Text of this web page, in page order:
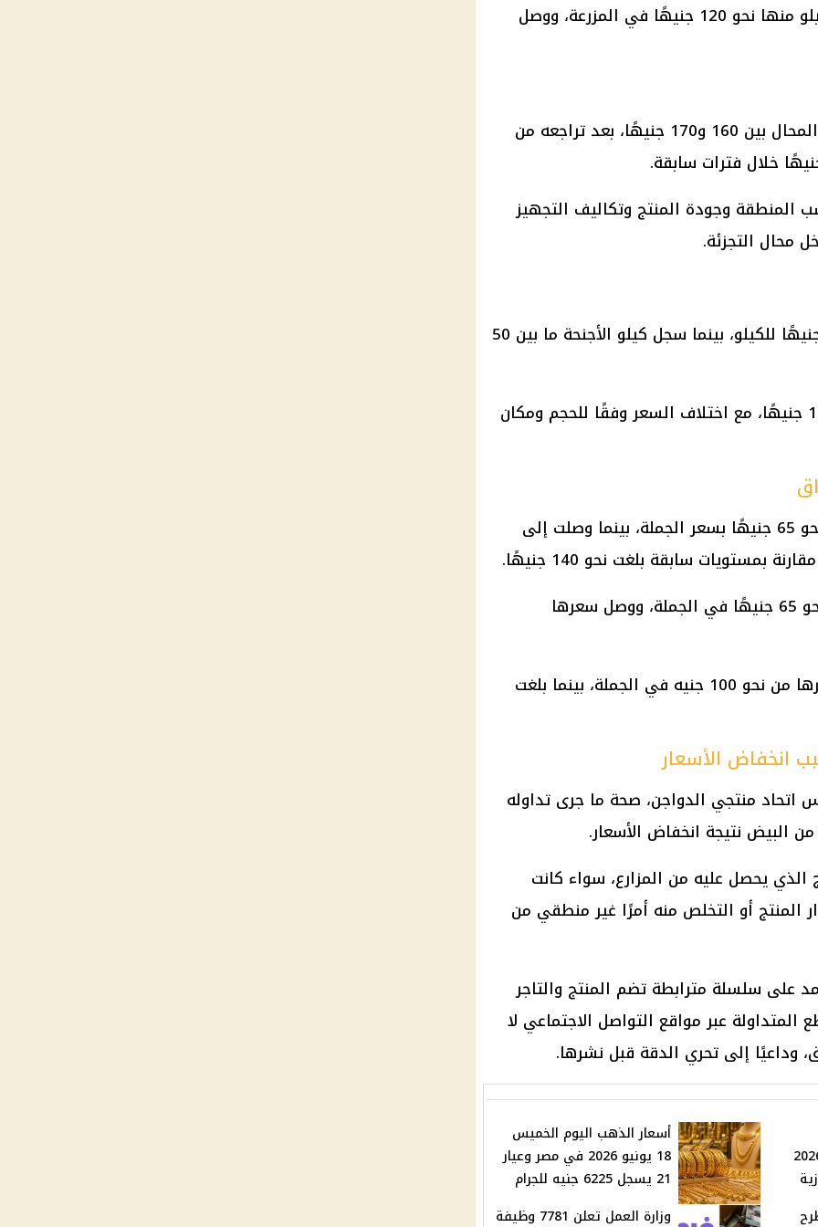
أما الفراخ البلدي، فسجل سعر الكيلو منها نحو 120 جنيهًا في المزرعة، ووصل
داخل بعض المحال بين 160 و170 جنيهًا، بعد تراجعه من
المنطقة وجودة المنتج وتكاليف التجهيز
محال التجزئة.
تراوحت أسعار الأوراك بين 60 و80 جنيهًا للكيلو، بينما سجل كيلو الأجنحة ما بين 50
ووصل سعر زوج الحمام إلى نحو 190 جنيهًا، مع اختلاف السعر وفقًا للحجم ومكان
الأحمر عند نحو 65 جنيهًا بسعر الجملة، بينما وصلت إلى
الأبيض نحو 65 جنيهًا في الجملة، ووصل سعرها
البلدي، فبدأ سعرها من نحو 100 جنيه في الجملة، بينما بلغت
انخفاض الأسعار
اتحاد منتجي الدواجن، صحة ما جرى تداوله
البيض نتيجة انخفاض الأسعار.
الذي يحصل عليه من المزارع، سواء كانت
المنتج أو التخلص منه أمرًا غير منطقي من
على سلسلة مترابطة تضم المنتج والتاجر
عبر مواقع التواصل الاجتماعي لا
إلى تحري الدقة قبل نشرها.
18 يونيو 2026
أسعار الذهب اليوم الخميس
18 يونيو 2026 في مصر وعيار
21 يسجل 6225 جنيه للجرام
وزارة العمل تعلن 7781 وظيفة